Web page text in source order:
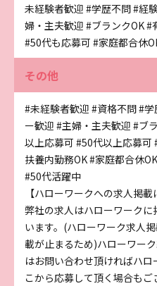
未経験者歓迎 #学歴不問#経
婦・主夫歓迎 #ブランクOK#
#50代も応募可 #家庭都合休
その他
#未経験者歓迎 #資格不問#学
ー歓迎 #主婦・主夫歓迎 #ブ
以上応募可 #50代以上応募可
扶養内勤務OK#家庭都合休OK
#50代活躍中
【ハローワークへの求人掲載
弊社の求人はハローワーク
います。(ハローワーク求人
載が止まるため)ハローワー
はお問い合わせ頂ければハ
こから応募して頂く場合も